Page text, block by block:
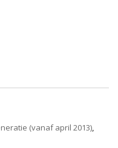
(vanaf april 2013),